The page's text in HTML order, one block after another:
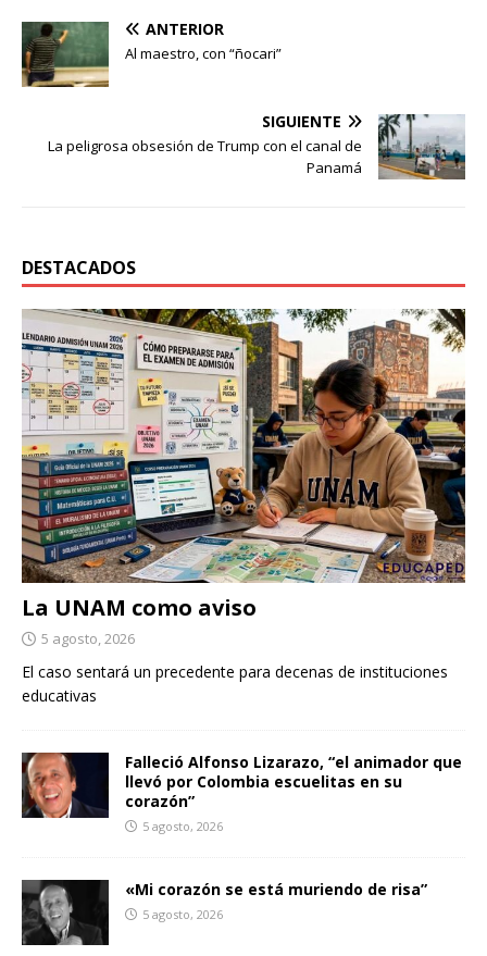
ANTERIOR
Al maestro, con “ñocari”
SIGUIENTE
La peligrosa obsesión de Trump con el canal de
Panamá
DESTACADOS
La UNAM como aviso
5 agosto, 2026
El caso sentará un precedente para decenas de instituciones
educativas
Falleció Alfonso Lizarazo, “el animador que
llevó por Colombia escuelitas en su
corazón”
5 agosto, 2026
«Mi corazón se está muriendo de risa”
5 agosto, 2026